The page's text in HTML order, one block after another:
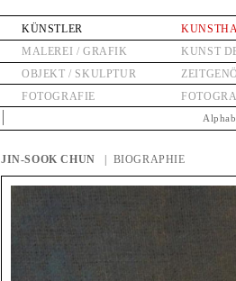
KÜNSTLER
MALEREI / GRAFIK
OBJEKT / SKULPTUR
FOTOGRAFIE
KUNST
JIN-SOOK CHUN | BIOGRAPHIE